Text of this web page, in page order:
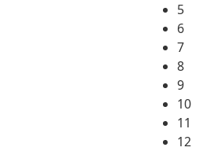
5
6
7
8
9
10
11
12